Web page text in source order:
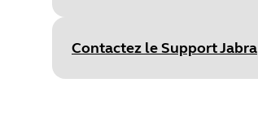
Contactez le Support Jabra